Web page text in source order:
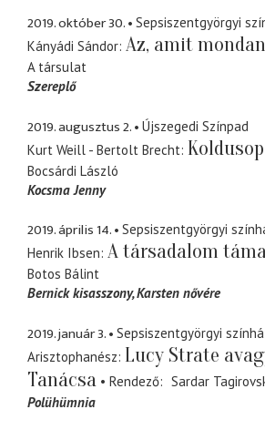
2019. október 30.
Sepsiszentgyörgyi
Kányádi Sándor Az, amit
A társulat
Szereplő
2019. augusztus 2.
Újszegedi Színpad
Kurt Weill - Bertolt Brecht
Bocsárdi László
Kocsma Jenny
2019. április 14.
Sepsiszentgyörgyi
Henrik Ibsen A társadalom
Botos Bálint
Bernick kisasszony Karsten nővére
2019. január 3.
Sepsiszentgyörgyi
Arisztophanész Lucy Strate
Tanácsa
Rendező
Sardar
Polühümnia